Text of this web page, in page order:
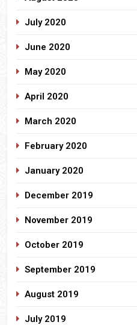
July 2020
June 2020
May 2020
April 2020
March 2020
February 2020
January 2020
December 2019
November 2019
October 2019
September 2019
August 2019
July 2019